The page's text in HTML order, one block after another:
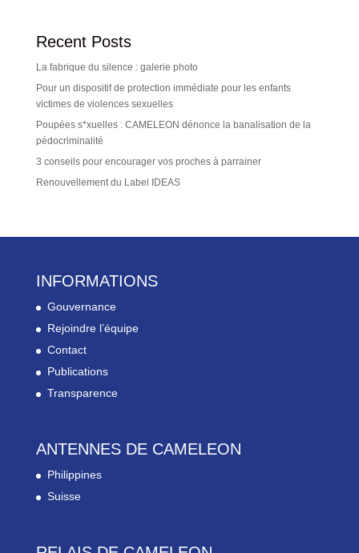
Recent Posts
La fabrique du silence : galerie photo
Pour un dispositif de protection immédiate pour les enfants
victimes de violences sexuelles
Poupées s*xuelles : CAMELEON dénonce la banalisation de la
pédocriminalité
3 conseils pour encourager vos proches à parrainer
Renouvellement du Label IDEAS
INFORMATIONS
Gouvernance
Rejoindre l’équipe
Contact
Publications
Transparence
ANTENNES DE CAMELEON
Philippines
Suisse